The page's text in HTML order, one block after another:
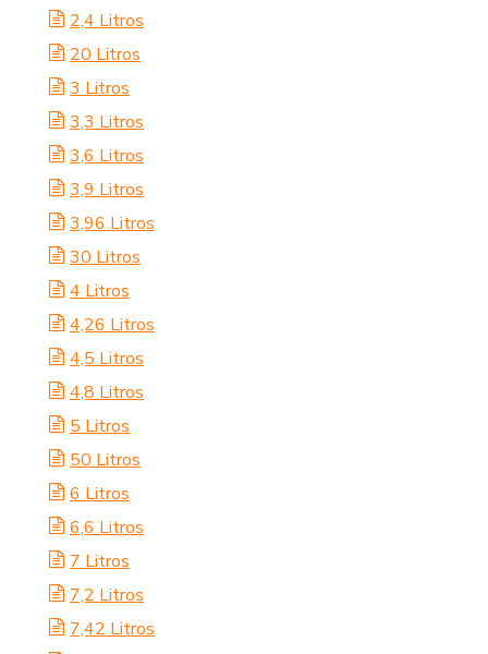
2,4 Litros
20 Litros
3 Litros
3,3 Litros
3,6 Litros
3,9 Litros
3,96 Litros
30 Litros
4 Litros
4,26 Litros
4,5 Litros
4,8 Litros
5 Litros
50 Litros
6 Litros
6,6 Litros
7 Litros
7,2 Litros
7,42 Litros